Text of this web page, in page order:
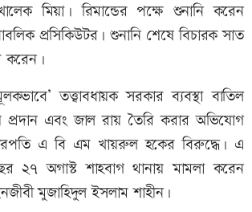
মিয়া। রিমান্ডের পক্ষে শুনানি করেন
প্রসিকিউটর। শুনানি শেষে বিচারক সাত
করেন।
তত্ত্বাবধায়ক সরকার ব্যবস্থা বাতিল
এবং জাল রায় তৈরি করার অভিযোগ
এ বি এম খায়রুল হকের বিরুদ্ধে। এ
২৭ অগাস্ট শাহবাগ থানায় মামলা করেন
মুজাহিদুল ইসলাম শাহীন।